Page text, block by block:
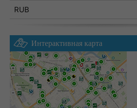
RUB
Интерактивная карта